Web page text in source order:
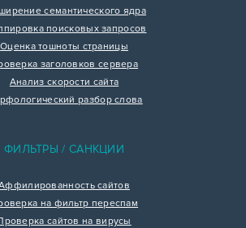
семантического ядра
поисковых запросов
Оценка тошноты страницы
заголовков сервера
Анализ скорости сайта
разбор слова
ФИЛЬТРЫ / САНКЦИИ
сайтов
на фильтр переспам
сайтов на вирусы